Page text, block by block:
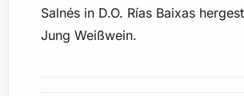
Salnés in D.O. Rías Baixas
Jung Weißwein.